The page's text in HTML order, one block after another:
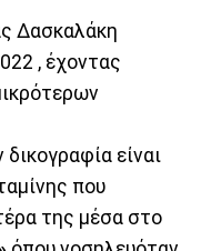
Δασκαλάκη
, έχοντας
είναι
που
της μέσα στο